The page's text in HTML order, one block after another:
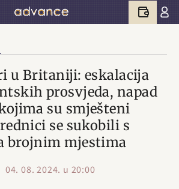
u Britaniji: eskalacija
prosvjeda, napad
su smješteni
se sukobili s
brojnim mjestima
04. 08. 2024. u 20:00